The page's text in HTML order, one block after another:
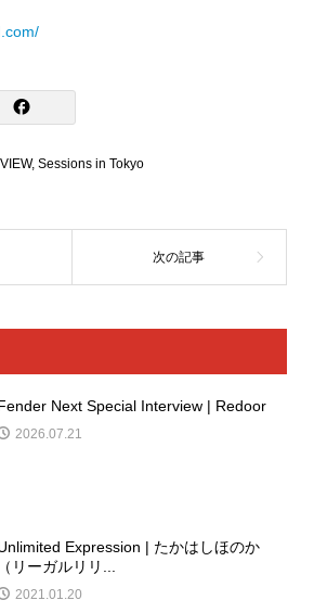
, Sessions in Tokyo
Next Special Interview | Redoor
2026.07.21
Expression | たかはしほのか
（リーガルリリ...
2021.01.20